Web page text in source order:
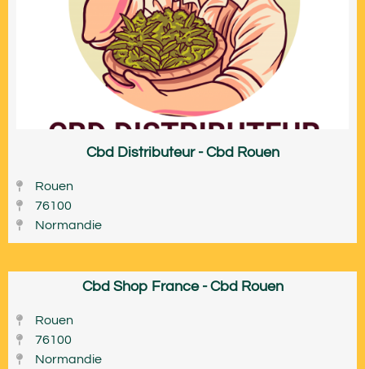
Cbd Distributeur - Cbd Rouen
Rouen
76100
Normandie
Cbd Shop France - Cbd Rouen
Rouen
76100
Normandie